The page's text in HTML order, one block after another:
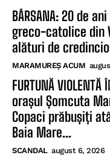
BÂRSANA: 20 de
greco-catolice din
alături de
MARAMUREȘ ACUM
FURTUNĂ
orașul Șomcuta
Copaci prăbușiți
Baia Mare...
SCANDAL august 6, 2026